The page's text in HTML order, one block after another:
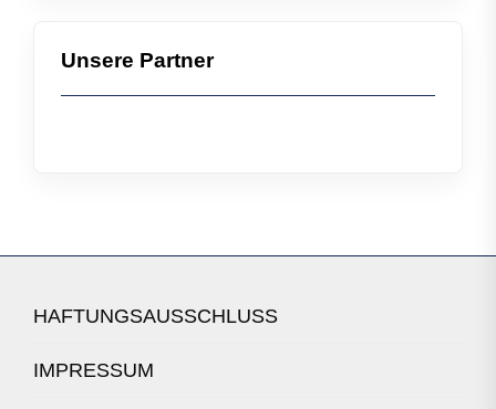
Unsere Partner
HAFTUNGSAUSSCHLUSS
IMPRESSUM